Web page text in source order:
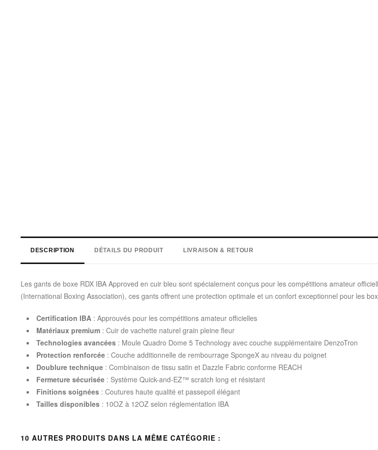
DESCRIPTION DÉTAILS DU PRODUIT LIVRAISON & RETOUR
Les gants de boxe RDX IBA Approved en cuir bleu sont spécialement conçus pour les compétitions amateur
(International Boxing Association), ces gants offrent une protection optimale et un confort exceptionnel pour les
Certification IBA : Approuvés pour les compétitions amateur officielles
Matériaux premium : Cuir de vachette naturel grain pleine fleur
Technologies avancées : Moule Quadro Dome 5 Technology avec couche supplémentaire DenzoTron
Protection renforcée : Couche additionnelle de rembourrage SpongeX au niveau du poignet
Doublure technique : Combinaison de tissu satin et Dazzle Fabric conforme REACH
Fermeture sécurisée : Système Quick-and-EZ™ scratch long et résistant
Finitions soignées : Coutures haute qualité et passepoil élégant
Tailles disponibles : 10OZ à 12OZ selon réglementation IBA
10 AUTRES PRODUITS DANS LA MÊME CATÉGORIE :